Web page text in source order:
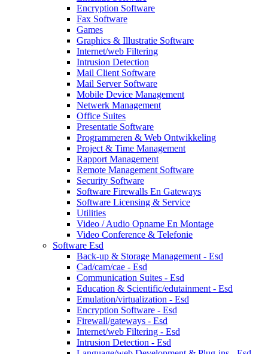
Encryption Software
Fax Software
Games
Graphics & Illustratie Software
Internet/web Filtering
Intrusion Detection
Mail Client Software
Mail Server Software
Mobile Device Management
Netwerk Management
Office Suites
Presentatie Software
Programmeren & Web Ontwikkeling
Project & Time Management
Rapport Management
Remote Management Software
Security Software
Software Firewalls En Gateways
Software Licensing & Service
Utilities
Video / Audio Opname En Montage
Video Conference & Telefonie
Software Esd
Back-up & Storage Management - Esd
Cad/cam/cae - Esd
Communication Suites - Esd
Education & Scientific/edutainment - Esd
Emulation/virtualization - Esd
Encryption Software - Esd
Firewall/gateways - Esd
Internet/web Filtering - Esd
Intrusion Detection - Esd